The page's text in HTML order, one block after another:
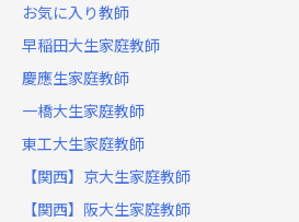
お気に入り教師
早稲田大生家庭教師
慶應生家庭教師
一橋大生家庭教師
東工大生家庭教師
【関西】京大生家庭教師
【関西】阪大生家庭教師